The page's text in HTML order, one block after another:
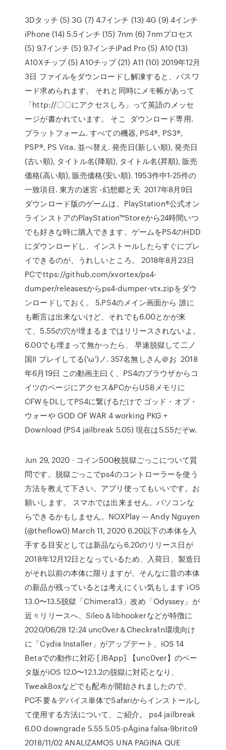
3Dタッチ (5) 3G (7) 4.7インチ (13) 4G (9) 4インチ
iPhone (14) 5.5インチ (15) 7nm (6) 7nmプロセス
(5) 9.7インチ (5) 9.7インチiPad Pro (5) A10 (13)
A10Xチップ (5) A10チップ (21) A11 (10) 2019年12月
3日 ファイルをダウンロードし解凍すると、パスワ
ード求められます。 それと同時にメモ帳があって
「http://〇〇にアクセスしろ」って英語のメッセ
ージが書かれています。 そこ ダウンロード専用.
プラットフォーム. すべての機器, PS4®, PS3®,
PSP®, PS Vita. 並べ替え. 発売日(新しい順), 発売日
(古い順), タイトル名(降順), タイトル名(昇順), 販売
価格(高い順), 販売価格(安い順). 1953件中1-25件の
一致項目. 東方の迷宮 -幻想郷と天 2017年8月9日
ダウンロード版のゲームは、PlayStation®公式オン
ラインストアのPlayStation™Storeから24時間いつ
でも好きな時に購入できます。ゲームをPS4のHDD
にダウンロードし、インストールしたらすぐにプレ
イできるのが、うれしいところ。 2018年8月23日
PCでttps://github.com/xvortex/ps4-
dumper/releasesからps4-dumper-vtx.zipをダウ
ンロードしておく。 5.PS4のメイン画面から 誰に
も断言は出来ないけど、それでも6.00とかが来
て、5.55の穴が埋まるまではリリースされないよ。
6.00でも埋まって無かったら、 早速脱獄して二ノ
国II プレイしてる('ω')ノ. 357名無しさん＠お 2018
年6月19日 この動画主曰く、PS4のブラウザからコ
イツのページにアクセス&PCからUSBメモリに
CFWをDLしてPS4に繋げるだけで ゴッド・オブ・
ウォーや GOD OF WAR 4 working PKG +
Download (PS4 jailbreak 5.05) 現在は5.55だぞw.
Jun 29, 2020 · コイン500枚脱獄ごっこについて質
問です。脱獄ごっこでps4のコントローラーを使う
方法を教えて下さい。アプリ使ってもいいです。お
願いします。 スマホでは出来ません。パソコンな
らできるかもしません。NOXPlay — Andy Nguyen
(@theflow0) March 11, 2020 6.20以下の本体を入
手する目安としては新品なら6.20のリリース日が
2018年12月12日となっているため、入荷日、製造日
がそれ以前の本体に限りますが、そんなに昔の本体
の新品が残っているとは考えにくい気もします iOS
13.0〜13.5脱獄「Chimera13」改め「Odyssey」が
近々リリースへ、Sileo＆libhookerなどが特徴に
2020/06/28 12:24 unc0ver＆Checkra1n環境向け
に「Cydia Installer」がアップデート、iOS 14
Betaでの動作に対応 [JBApp] 【unc0ver】のベー
タ版がiOS 12.0〜12.1.2の脱獄に対応となり、
TweakBoxなどでも配布が開始されましたので、
PC不要＆デバイス単体でSafariからインストールし
て使用する方法について、ご紹介。 ps4 jailbreak
6.00 downgrade 5.55 5.05-pÁgina falsa-9brito9
2018/11/02 ️ANALIZAMOS UNA PAGINA QUE